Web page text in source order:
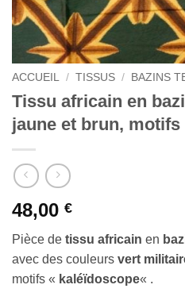
ACCUEIL / TISSUS / BAZINS
Tissu africain en
jaune et brun,
48,00 €
Pièce de tissu africain en
avec des couleurs vert
motifs « kaléïdoscope« .